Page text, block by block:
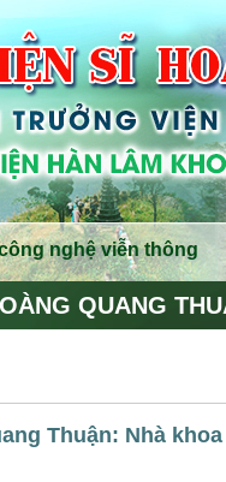
nghệ viễn thông
QUANG
Thuận: Nhà